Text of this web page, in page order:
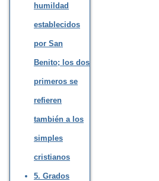
humildad
establecidos
por San
Benito; los dos
primeros se
refieren
también a los
simples
cristianos
5. Grados